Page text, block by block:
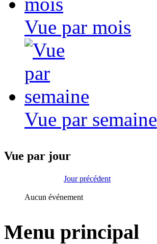
Vue par mois
Vue par semaine
Vue par jour
Jour précédent
Aucun événement
Menu principal